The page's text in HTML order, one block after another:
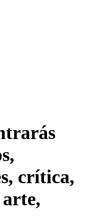
crítica,
arte,